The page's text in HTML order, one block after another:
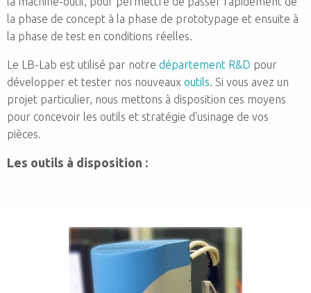
la phase de concept à la phase de prototypage et ensuite à
la phase de test en conditions réelles.
Le LB-Lab est utilisé par notre département R&D pour
développer et tester nos nouveaux outils. Si vous avez un
projet particulier, nous mettons à disposition ces moyens
pour concevoir les outils et stratégie d'usinage de vos
pièces.
Les outils à disposition :